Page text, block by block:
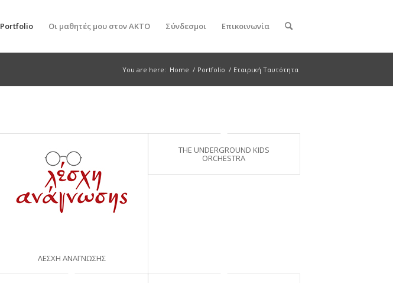
Portfolio Οι μαθητές μου στον ΑΚΤΟ Σύνδεσμοι Επικοινωνία
You are here: Home / Portfolio / Εταιρική Ταυτότητα
ΛΕΣΧΗ ΑΝΑΓΝΩΣΗΣ
THE UNDERGROUND KIDS
ORCHESTRA